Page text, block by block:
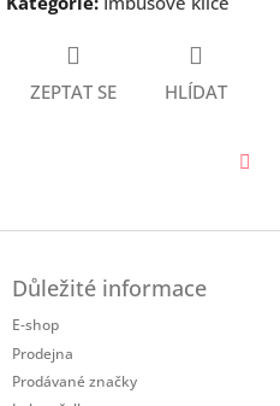
ZEPTAT SE HLÍDAT
Důležité informace
E-shop
Prodejna
Prodávané značky